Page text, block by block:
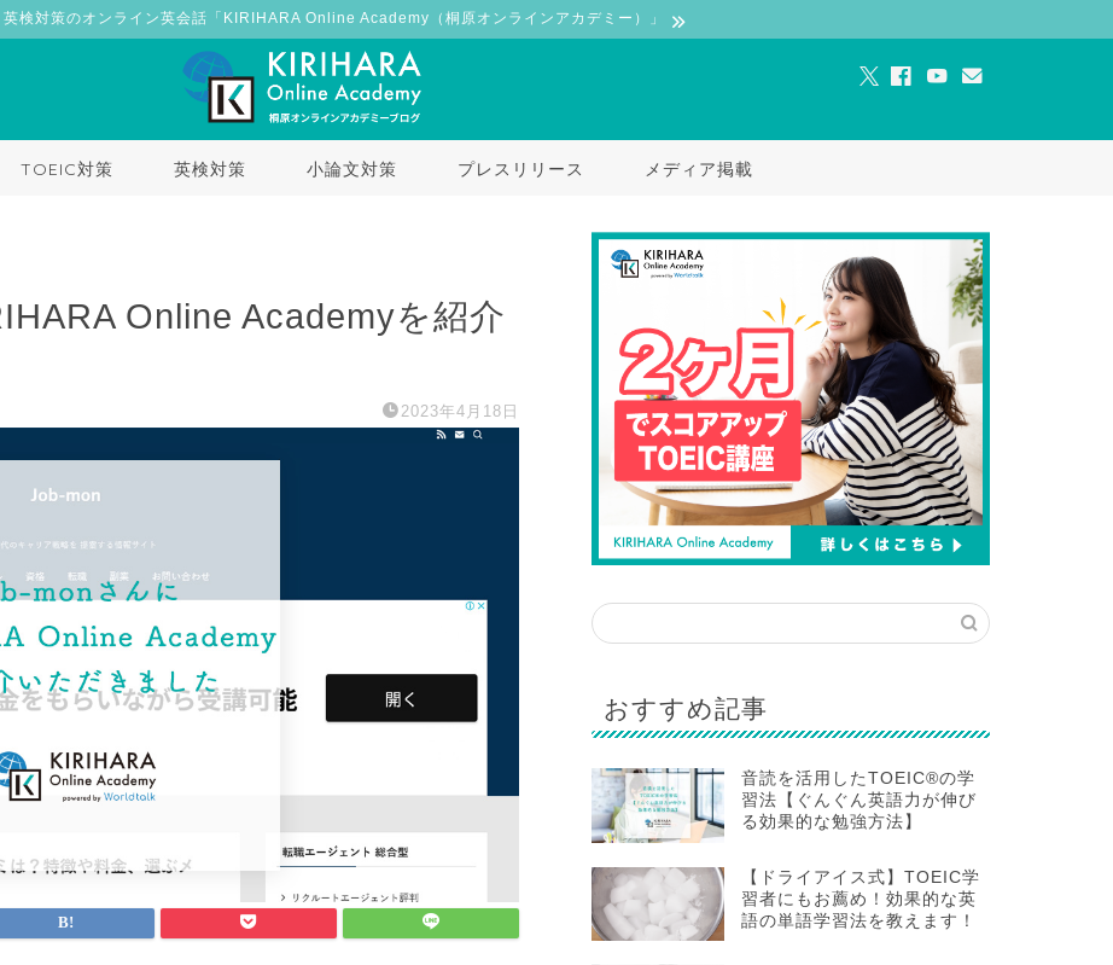
検対策のオンライン英会話「KIRIHARA Online Academy（桐原オンラインアカデミー）」
TOEIC対策 英検対策 小論文対策 プレスリリース メディア掲載
Online Academyを紹介
2023年4月18日
おすすめ記事
音読を活用したTOEIC®の学
習法【ぐんぐん英語力が伸び
る効果的な勉強方法】
【ドライアイス式】TOEIC学
習者にもお薦め！効果的な英
語の単語学習法を教えます！